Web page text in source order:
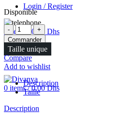
Login / Register
0 items 0.00 Dhs
FR
Menu
0 items / 0.00Dhs
Disponible
Quantité
Commander
Taille unique
Compare
Add to wishlist
Description
Taille
Description